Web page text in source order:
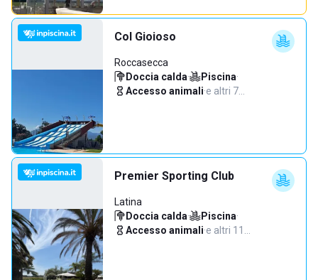
Col Gioioso
Roccasecca
Doccia calda· Piscina·
Accesso animali·e altri 7…
Premier Sporting Club
Latina
Doccia calda· Piscina·
Accesso animali·e altri 11…